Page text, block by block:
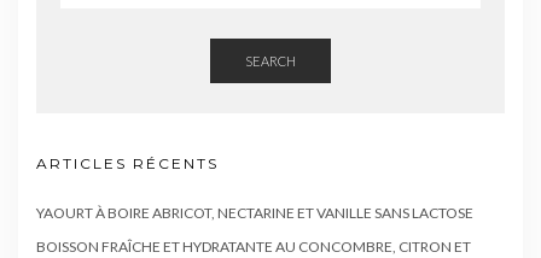
SEARCH
ARTICLES RÉCENTS
YAOURT À BOIRE ABRICOT, NECTARINE ET VANILLE SANS LACTOSE
BOISSON FRAÎCHE ET HYDRATANTE AU CONCOMBRE, CITRON ET